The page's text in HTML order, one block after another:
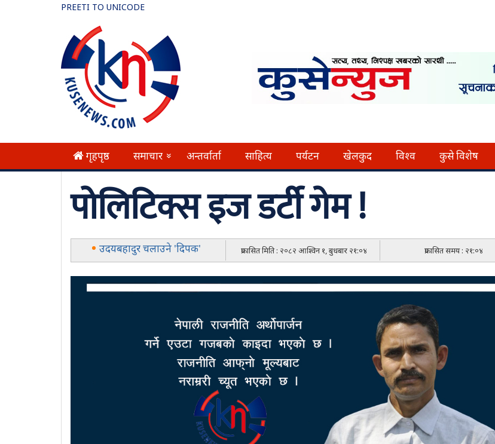
PREETI TO UNICODE
गृहपृष्ठ समाचार » अन्तर्वार्ता साहित्य पर्यटन खेलकुद विश्व कुसे विशेष
पोलिटिक्स इज डर्टी गेम !
उदयबहादुर चलाउने 'दिपक' प्रकासित मिति : २०८२ आश्विन १, बुधबार २१:०४ प्रकासित समय : २१:०४